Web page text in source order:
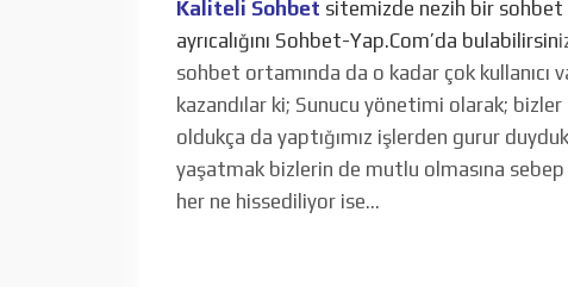
Kaliteli Sohbet sitemizde nezih bir
ayrıcalığını Sohbet-Yap.Com’da bulabilirsin
sohbet ortamında da o kadar çok kullanıcı
kazandılar ki; Sunucu yönetimi olarak;
oldukça da yaptığımız işlerden gurur
yaşatmak bizlerin de mutlu olmasına
her ne hissediliyor ise…